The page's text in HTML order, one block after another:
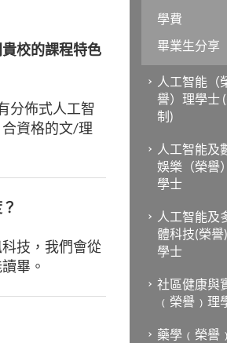
校的課程特色
分佈式人工智
資格的文/理
技，我們會從
畢。
學費
畢業生分享
人工智能（
譽）理學士
制)
人工智能及
娛樂（榮譽
學士
人工智能及
體科技(榮譽
學士
社區健康與
﹙榮譽﹚理
藥學﹙榮譽